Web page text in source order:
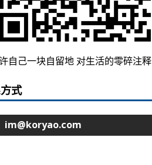
自己一块自留地 对生活的零碎注释
式
im@koryao.com